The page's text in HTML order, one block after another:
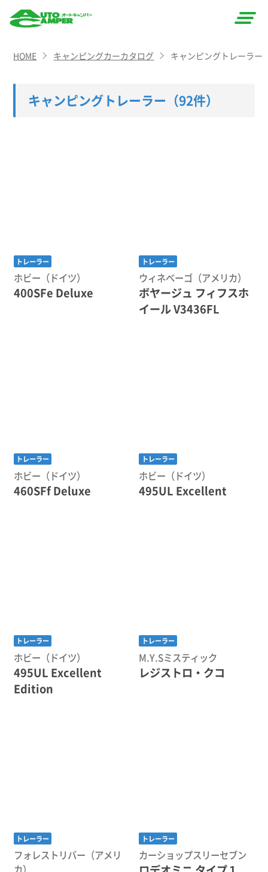
CAMPER
（オート
キャン
HOME キャンピングカーカタログ キャンピングトレーラー
キャンピングトレーラー （92件）
トレーラー
ホビー（ドイツ）
400SFe Deluxe
トレーラー
ウィネベーゴ（アメリカ）
ボヤージュ フィフスホ
イール V3436FL
トレーラー
ホビー（ドイツ）
460SFf Deluxe
トレーラー
ホビー（ドイツ）
495UL Excellent
トレーラー
ホビー（ドイツ）
495UL Excellent
Edition
トレーラー
M.Y.Sミスティック
レジストロ・クコ
トレーラー
フォレストリバー（アメリ
カ）
トレーラー
カーショップスリーセブン